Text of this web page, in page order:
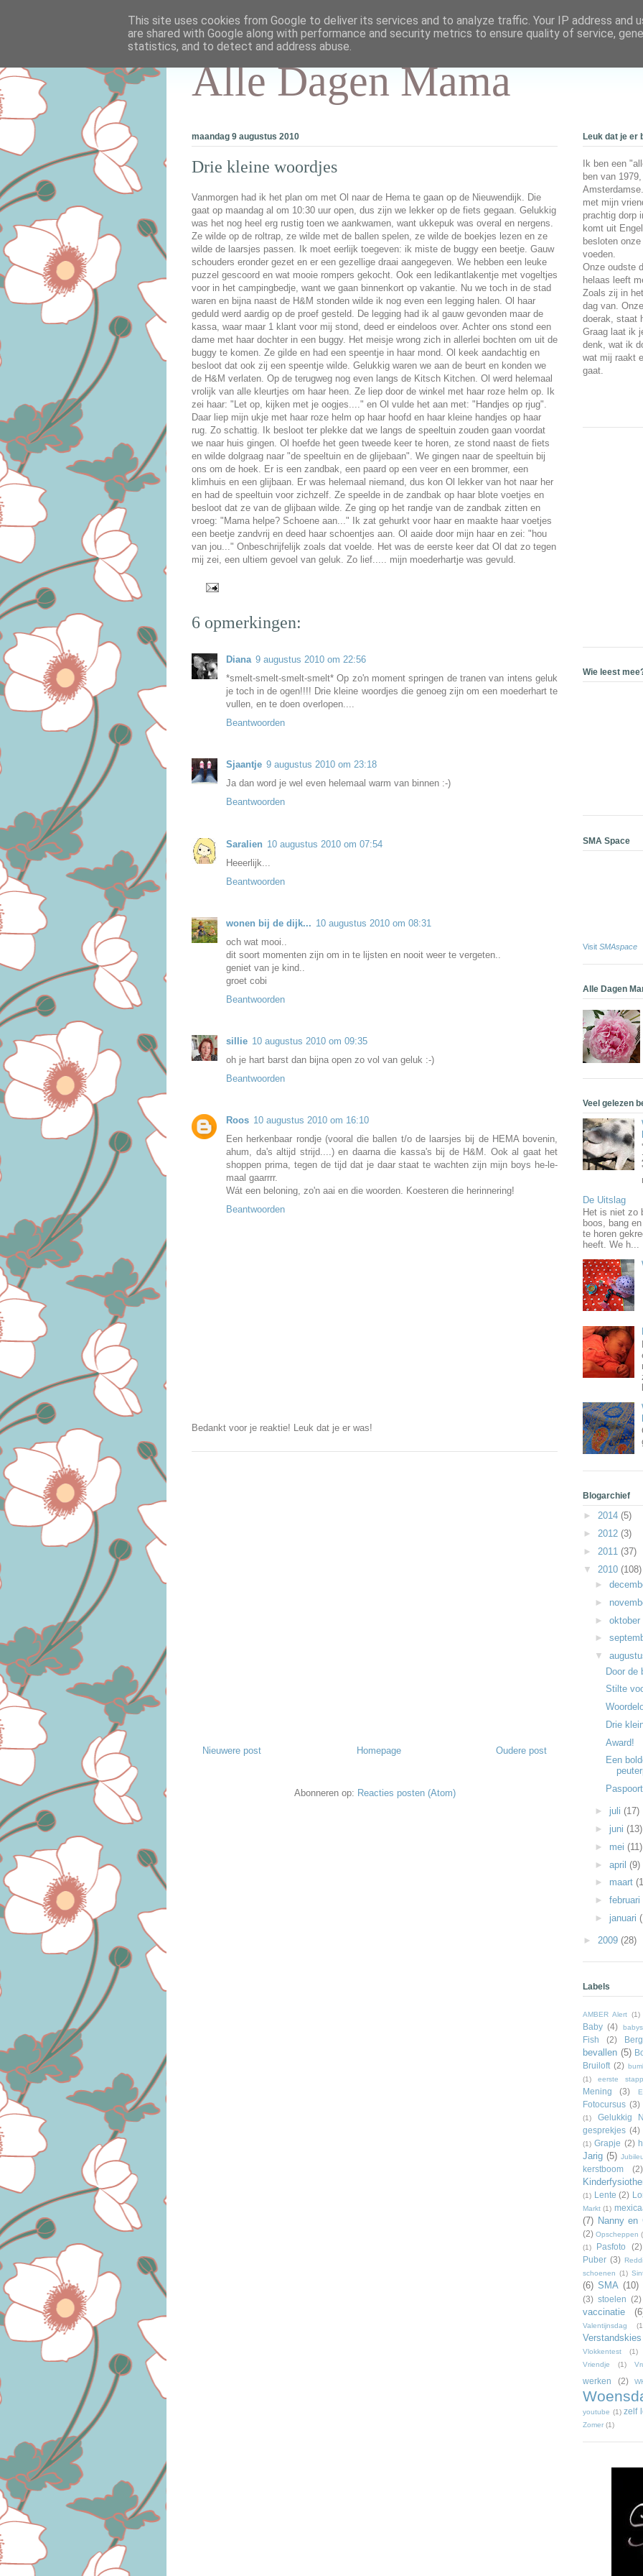
Alle Dagen Mama
maandag 9 augustus 2010
Drie kleine woordjes
Vanmorgen had ik het plan om met Ol naar de Hema te gaan op de Nieuwendijk. Die
gaat op maandag al om 10:30 uur open, dus zijn we lekker op de fiets gegaan. Gelukkig
was het nog heel erg rustig toen we aankwamen, want ukkepuk was overal en nergens.
Ze wilde op de roltrap, ze wilde met de ballen spelen, ze wilde de boekjes lezen en ze
wilde de laarsjes passen. Ik moet eerlijk toegeven: ik miste de buggy een beetje. Gauw
schouders eronder gezet en er een gezellige draai aangegeven. We hebben een leuke
puzzel gescoord en wat mooie rompers gekocht. Ook een ledikantlakentje met vogeltjes
voor in het campingbedje, want we gaan binnenkort op vakantie. Nu we toch in de stad
waren en bijna naast de H&M stonden wilde ik nog even een legging halen. Ol haar
geduld werd aardig op de proef gesteld. De legging had ik al gauw gevonden maar de
kassa, waar maar 1 klant voor mij stond, deed er eindeloos over. Achter ons stond een
dame met haar dochter in een buggy. Het meisje wrong zich in allerlei bochten om uit de
buggy te komen. Ze gilde en had een speentje in haar mond. Ol keek aandachtig en
besloot dat ook zij een speentje wilde. Gelukkig waren we aan de beurt en konden we
de H&M verlaten. Op de terugweg nog even langs de Kitsch Kitchen. Ol werd helemaal
vrolijk van alle kleurtjes om haar heen. Ze liep door de winkel met haar roze helm op. Ik
zei haar: "Let op, kijken met je oogjes...." en Ol vulde het aan met: "Handjes op rjug".
Daar liep mijn ukje met haar roze helm op haar hoofd en haar kleine handjes op haar
rug. Zo schattig. Ik besloot ter plekke dat we langs de speeltuin zouden gaan voordat
we naar huis gingen. Ol hoefde het geen tweede keer te horen, ze stond naast de fiets
en wilde dolgraag naar "de speeltuin en de glijebaan". We gingen naar de speeltuin bij
ons om de hoek. Er is een zandbak, een paard op een veer en een brommer, een
klimhuis en een glijbaan. Er was helemaal niemand, dus kon Ol lekker van hot naar her
en had de speeltuin voor zichzelf. Ze speelde in de zandbak op haar blote voetjes en
besloot dat ze van de glijbaan wilde. Ze ging op het randje van de zandbak zitten en
vroeg: "Mama helpe? Schoene aan..." Ik zat gehurkt voor haar en maakte haar voetjes
een beetje zandvrij en deed haar schoentjes aan. Ol aaide door mijn haar en zei: "hou
van jou..." Onbeschrijfelijk zoals dat voelde. Het was de eerste keer dat Ol dat zo tegen
mij zei, een ultiem gevoel van geluk. Zo lief..... mijn moederhartje was gevuld.
6 opmerkingen:
Diana 9 augustus 2010 om 22:56
*smelt-smelt-smelt-smelt* Op zo'n moment springen de tranen van intens geluk
je toch in de ogen!!!! Drie kleine woordjes die genoeg zijn om een moederhart te
vullen, en te doen overlopen....
Beantwoorden
Sjaantje 9 augustus 2010 om 23:18
Ja dan word je wel even helemaal warm van binnen :-)
Beantwoorden
Saralien 10 augustus 2010 om 07:54
Heeerlijk...
Beantwoorden
wonen bij de dijk... 10 augustus 2010 om 08:31
och wat mooi..
dit soort momenten zijn om in te lijsten en nooit weer te vergeten..
geniet van je kind..
groet cobi
Beantwoorden
sillie 10 augustus 2010 om 09:35
oh je hart barst dan bijna open zo vol van geluk :-)
Beantwoorden
Roos 10 augustus 2010 om 16:10
Een herkenbaar rondje (vooral die ballen t/o de laarsjes bij de HEMA bovenin,
ahum, da's altijd strijd....) en daarna die kassa's bij de H&M. Ook al gaat het
shoppen prima, tegen de tijd dat je daar staat te wachten zijn mijn boys he-le-
maal gaarrrr.
Wát een beloning, zo'n aai en die woorden. Koesteren die herinnering!
Beantwoorden
Bedankt voor je reaktie! Leuk dat je er was!
Nieuwere post Oudere post
Homepage
Abonneren op: Reacties posten (Atom)
Leuk dat je er
Ik ben een
ben van
met mijn
prachtig dorp
komt uit
besloten
voeden.
Onze oudste
helaas leeft
Zoals zij in
dag van.
doerak, staat
Graag laat ik
denk, wat ik
wat mij raakt
gaat.
Wie leest
SMA Space
Visit SMAspace
Alle Dagen
Veel gelezen
De Uitslag
Het is niet zo
boos, bang
te horen
heeft. We h...
Blogarchief
► 2014 (5)
► 2012 (3)
► 2011 (37)
▼ 2010 (108)
►
►
► oktober
►
▼
Door de
Stilte
Drie
Award!
Een
Paspoort
► juli (17)
► juni (13)
► mei (11)
► april (9)
► maart
► februari
► januari
► 2009 (28)
Labels
AMBER Alert (1)
Baby (4)
Fish (2)
bevallen (5)
Bruiloft (2)
(1)
eerste
Mening (3)
Fotocursus (3)
(1)
Gelukkig
gesprekjes (4)
(1) Grapje (2)
Jarig (5)
kerstboom (2)
(1) Lente (2)
Markt (1)
(7) Nanny en
(2) Opscheppen
(1)
Pasfoto
(2)
Puber (3)
schoenen (1)
(6) SMA (10)
(3) stoelen (2)
vaccinatie
Valentijnsdag
Verstandskies
Vlokkentest
(1)
Vriendje
(1)
werken (2)
youtube (1) zelf
Zomer (1)
This site uses cookies from Google to deliver its services and to analyze traffic. Your IP address and
are shared with Google along with performance and security metrics to ensure quality of service,
statistics, and to detect and address abuse.